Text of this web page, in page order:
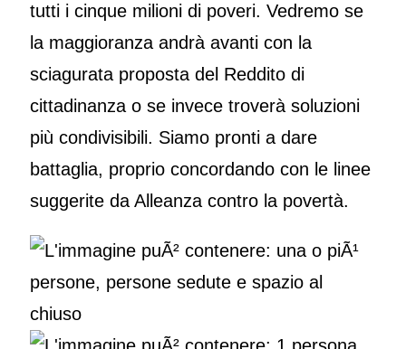
tutti i cinque milioni di poveri. Vedremo se
la maggioranza andrà avanti con la
sciagurata proposta del Reddito di
cittadinanza o se invece troverà soluzioni
più condivisibili. Siamo pronti a dare
battaglia, proprio concordando con le linee
suggerite da Alleanza contro la povertà.